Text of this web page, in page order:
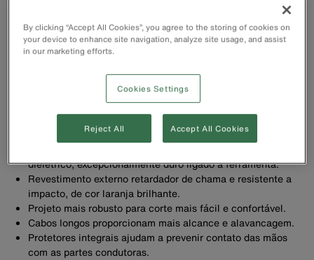
Testada individualmente para exceder os padrões da IEC
60900 e ASTM F1505 para ferramentas isoladas e
nitidamente marcada com o símbolo oficial de
classificação de 1000 V.
Duas camadas de isolamento fornecem proteção contra
choques elétricos.
dielétrico, excepcionalmente duro ligado à ferramenta.
Revestimento externo retardador de chama e resistente a
impacto, de cor laranja brilhante.
Projeto mais robusto para corte mais fácil e confortável.
Cabos longos proporcionam mais alcance e alavancagem.
Protetores integrais ajudam a prevenir contato das mãos
com as partes condutoras.
By clicking “Accept All Cookies”, you agree to the storing of cookies on
your device to enhance site navigation, analyze site usage, and assist
in our marketing efforts.
Cookies Settings
Reject All Accept All Cookies